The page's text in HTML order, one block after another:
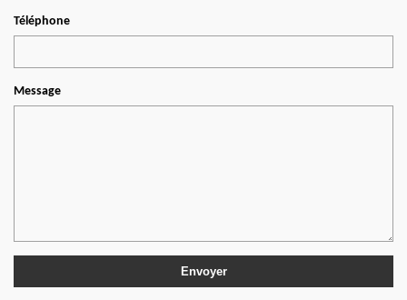
Téléphone
Message